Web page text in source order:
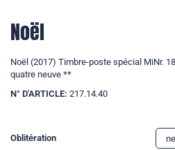
Noël
Noël (2017) Timbre-poste spécial MiNr.
quatre neuve **
N° D'ARTICLE: 217.14.40
Oblitération